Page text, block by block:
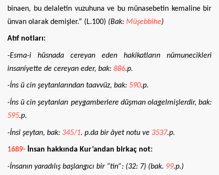
binaen, bu delaletin vuzuhuna ve bu münasebetin kemaline bir
ünvan olarak demişler.” (L.100) (Bak: Müşebbihe)
Atıf notları:
-Esma-i hüsnada cereyan eden hakikatların nümunecikleri
insaniyette de cereyan eder, bak: 886.p.
-İns ü cin şeytanlarından taavvüz, bak: 590.p.
-İns ü cin şeytanları peygamberlere düşman olagelmişlerdir, bak:
595.p.
-İnsî şeytan, bak: 345/1. p.da bir âyet notu ve 3537.p.
1689- İnsan hakkında Kur’andan birkaç not:
-İnsanın yaradılış başlangıcı bir “tîn”: (32: 7) (bak. 99.p.)